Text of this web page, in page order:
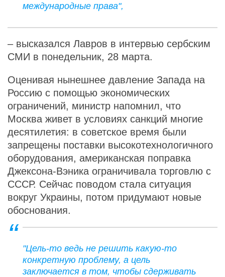
международные права",
– высказался Лавров в интервью сербским
СМИ в понедельник, 28 марта.
Оценивая нынешнее давление Запада на
Россию с помощью экономических
ограничений, министр напомнил, что
Москва живет в условиях санкций многие
десятилетия: в советское время были
запрещены поставки высокотехнологичного
оборудования, американская поправка
Джексона-Вэника ограничивала торговлю с
СССР. Сейчас поводом стала ситуация
вокруг Украины, потом придумают новые
обоснования.
"Цель-то ведь не решить какую-то
конкретную проблему, а цель
заключается в том, чтобы сдерживать